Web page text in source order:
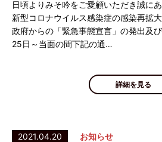
日頃よりみそ吟をご愛顧いただき誠に
新型コロナウイルス感染症の感染再拡
政府からの「緊急事態宣言」の発出及
25日～当面の間下記の通…
詳細を見る
2021.04.20 お知らせ